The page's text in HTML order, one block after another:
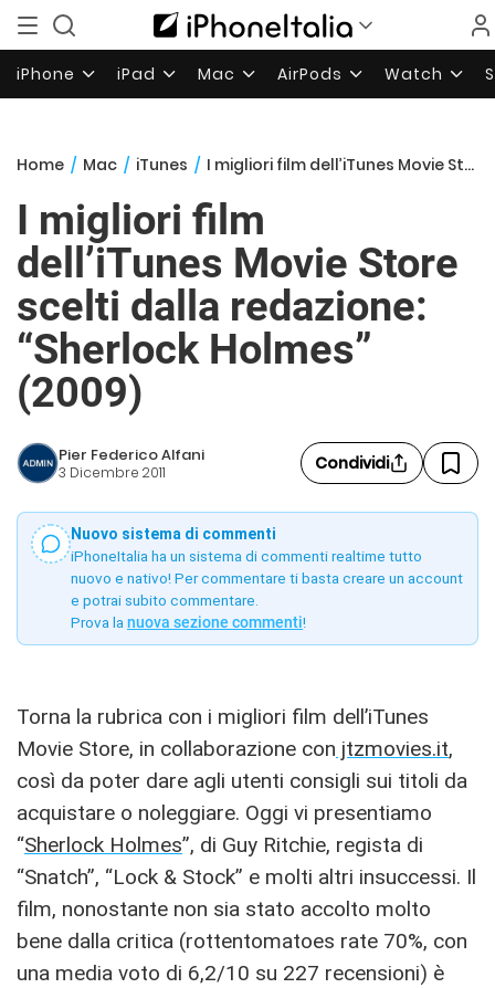
iPhone iPad Mac AirPods Watch
Home / Mac / iTunes / I migliori film dell’iTunes Movie Store scelti dalla redazione: “Sherlock Holmes” (2009)
I migliori film
dell’iTunes Movie Store
scelti dalla redazione:
“Sherlock Holmes”
(2009)
Pier Federico Alfani
3 Dicembre 2011 Condividi
Nuovo sistema di commenti
iPhoneItalia ha un sistema di commenti realtime tutto
nuovo e nativo! Per commentare ti basta creare un account
e potrai subito commentare.
Prova la nuova sezione commenti!
Torna la rubrica con i migliori film dell’iTunes
Movie Store, in collaborazione con jtzmovies.it,
così da poter dare agli utenti consigli sui titoli da
acquistare o noleggiare. Oggi vi presentiamo
“Sherlock Holmes”, di Guy Ritchie, regista di
“Snatch”, “Lock & Stock” e molti altri insuccessi. Il
film, nonostante non sia stato accolto molto
bene dalla critica (rottentomatoes rate 70%, con
una media voto di 6,2/10 su 227 recensioni) è